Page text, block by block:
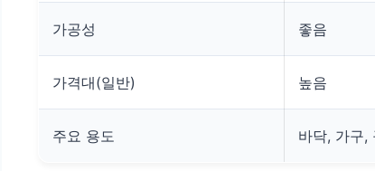
가공성 좋음
가격대(일반) 높음
주요 용도 바닥, 가구,